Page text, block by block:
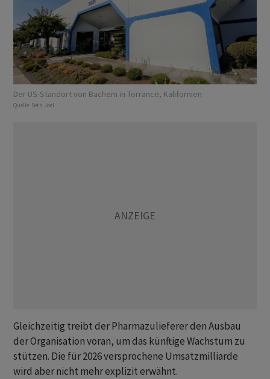
Der US-Standort von Bachem in Torrance, Kalifornien
Quelle: Seth Joel
Gleichzeitig treibt der Pharmazulieferer den Ausbau
der Organisation voran, um das künftige Wachstum zu
stützen. Die für 2026 versprochene Umsatzmilliarde
wird aber nicht mehr explizit erwähnt.